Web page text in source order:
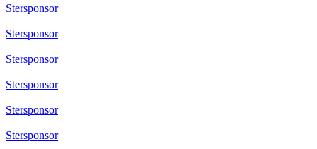
Stersponsor
Stersponsor
Stersponsor
Stersponsor
Stersponsor
Stersponsor